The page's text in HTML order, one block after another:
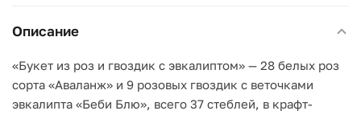
Описание
«Букет из роз и гвоздик с эвкалиптом» — 28 белых роз
сорта «Аваланж» и 9 розовых гвоздик с веточками
эвкалипта «Беби Блю», всего 37 стеблей, в крафт-